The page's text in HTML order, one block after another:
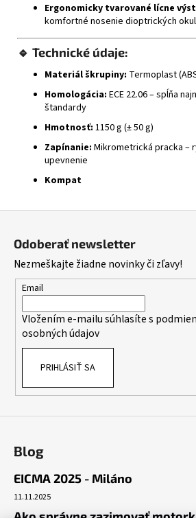
Ergonomicky tvarované lícne
komfortné nosenie dioptrických
🔹 Technické údaje:
Materiál škrupiny: Termoplast
Homologácia: ECE 22.06 – spĺňa
štandardy
Hmotnosť: 1150 g (± 50 g)
Zapínanie: Mikrometrická pracka –
upevnenie
Kompat
Odoberať newsletter
Nezmeškajte žiadne novinky či zľavy!
Email
Vložením e-mailu súhlasíte s
osobných údajov
PRIHLÁSIŤ SA
Blog
EICMA 2025 - Miláno
11.11.2025